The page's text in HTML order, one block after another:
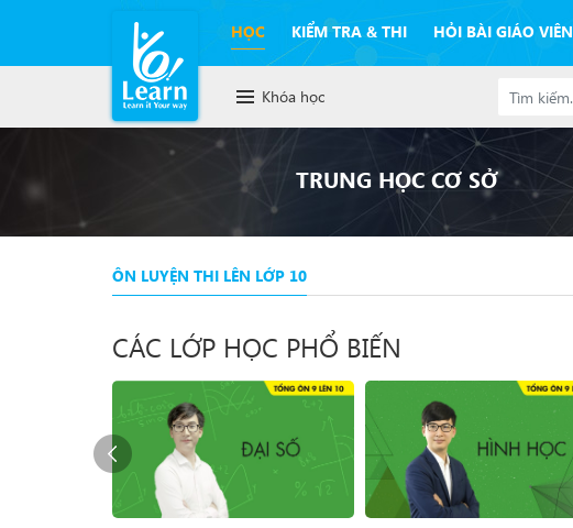
HỌC KIỂM TRA & THI HỎI BÀI GIÁO VIÊN
Khóa học
TRUNG HỌC CƠ SỞ
ÔN LUYỆN THI LÊN LỚP 10
CÁC LỚP HỌC PHỔ BIẾN